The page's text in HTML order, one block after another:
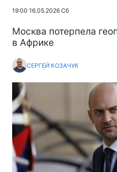
19:00 16.05.2026 Сб
Москва потерпела
в Африке
СЕРГЕЙ КОЗАЧУК